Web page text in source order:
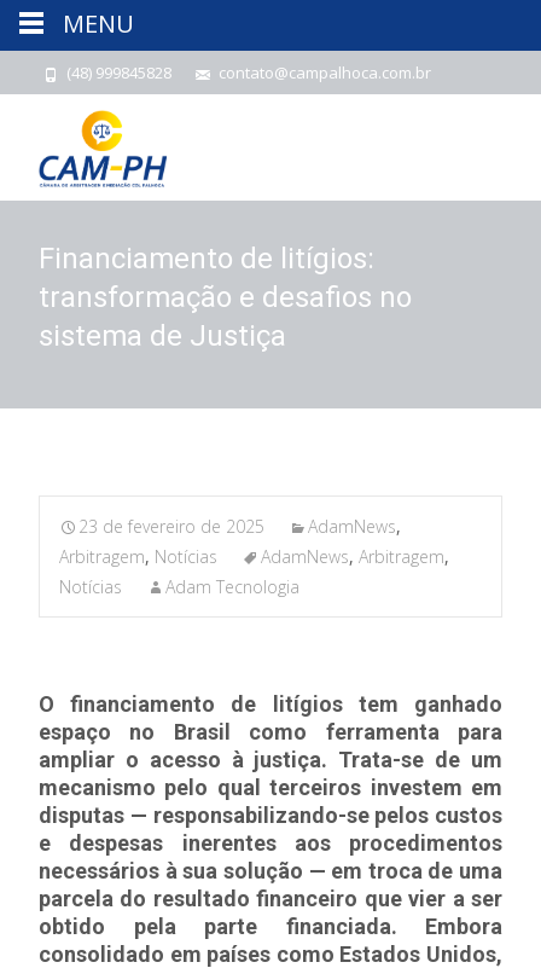
(48) 999845828 contato@campalhoca.com.br
Financiamento de litígios:
transformação e desafios no
sistema de Justiça
23 de fevereiro de 2025 AdamNews,
Arbitragem, Notícias AdamNews, Arbitragem,
Notícias
Adam Tecnologia
O financiamento de litígios tem ganhado
espaço no Brasil como ferramenta para
ampliar o acesso à justiça. Trata-se de um
mecanismo pelo qual terceiros investem em
disputas — responsabilizando-se pelos custos
e despesas inerentes aos procedimentos
necessários à sua solução — em troca de uma
parcela do resultado financeiro que vier a ser
obtido pela parte financiada. Embora
consolidado em países como Estados Unidos,
MENU